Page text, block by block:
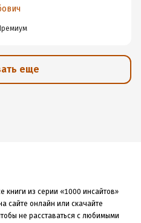
еще
книги из серии «1000 инсайтов»
сайте онлайн или скачайте
не расставаться с любимыми